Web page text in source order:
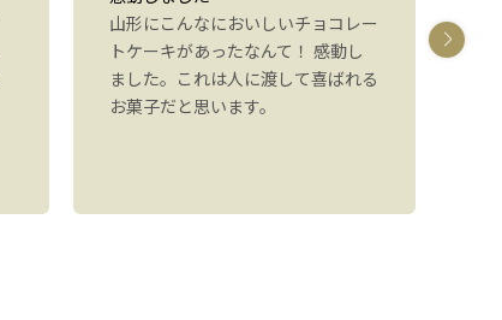
山形にこんなにおいしいチョコレー
トケーキがあったなんて！ 感動し
ました。これは人に渡して喜ばれる
お菓子だと思います。